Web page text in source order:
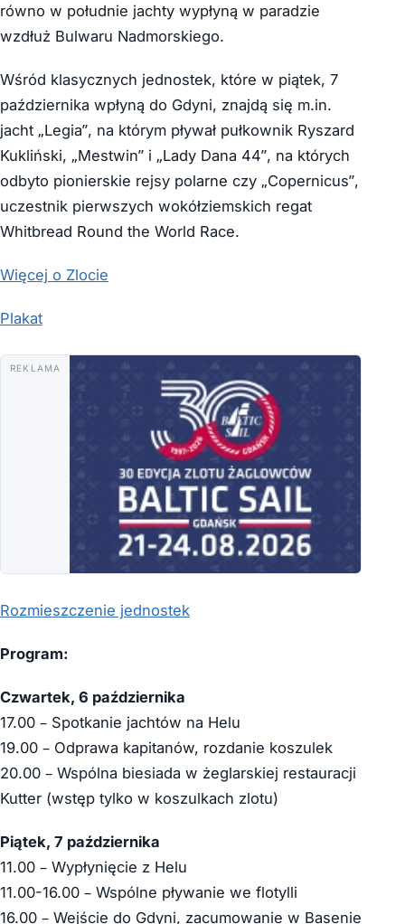
równo w południe jachty wypłyną w paradzie
wzdłuż Bulwaru Nadmorskiego.
Wśród klasycznych jednostek, które w piątek, 7
października wpłyną do Gdyni, znajdą się m.in.
jacht „Legia”, na którym pływał pułkownik Ryszard
Kukliński, „Mestwin” i „Lady Dana 44”, na których
odbyto pionierskie rejsy polarne czy „Copernicus”,
uczestnik pierwszych wokółziemskich regat
Whitbread Round the World Race.
Więcej o Zlocie
Plakat
REKLAMA
Rozmieszczenie jednostek
Program:
Czwartek, 6 października
17.00 – Spotkanie jachtów na Helu
19.00 – Odprawa kapitanów, rozdanie koszulek
20.00 – Wspólna biesiada w żeglarskiej restauracji
Kutter (wstęp tylko w koszulkach zlotu)
Piątek, 7 października
11.00 – Wypłynięcie z Helu
11.00-16.00 – Wspólne pływanie we flotylli
16.00 – Wejście do Gdyni, zacumowanie w Basenie